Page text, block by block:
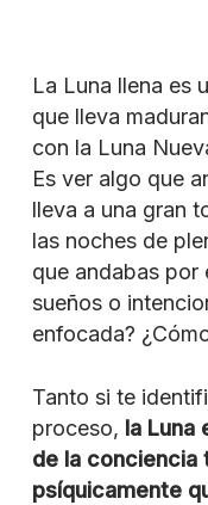
La Luna llena es
que lleva
con la Luna
Es ver algo que
lleva a una gran
las noches de
que andabas por
sueños o
enfocada?
Tanto si te
proceso, la Luna
de la conciencia
psíquicamente